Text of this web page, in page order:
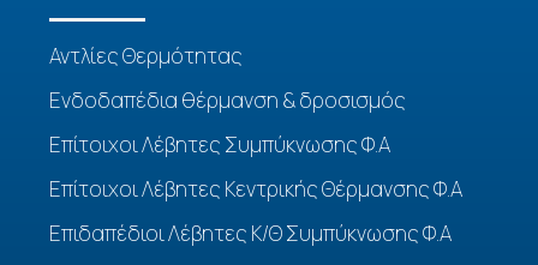
Αντλίες Θερμότητας
Ενδοδαπέδια θέρμανση & δροσισμός
Επίτοιχοι Λέβητες Συμπύκνωσης Φ.Α
Επίτοιχοι Λέβητες Κεντρικής Θέρμανσης Φ.Α
Επιδαπέδιοι Λέβητες Κ/Θ Συμπύκνωσης Φ.Α